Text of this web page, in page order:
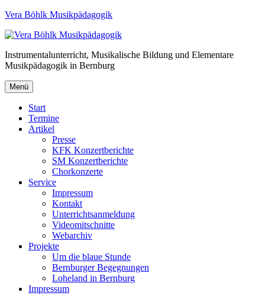
Vera Böhlk Musikpädagogik
Instrumentalunterricht, Musikalische Bildung und Elementare
Musikpädagogik in Bernburg
Menü
Start
Termine
Artikel
Presse
KFK Konzertberichte
SM Konzertberichte
Chorkonzerte
Service
Impressum
Kontakt
Unterrichtsanmeldung
Videomitschnitte
Webarchiv
Projekte
Um die blaue Stunde
Bernburger Begegnungen
Loheland in Bernburg
Impressum